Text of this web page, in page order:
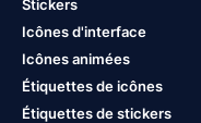
Stickers
Icônes d'interface
Icônes animées
Étiquettes de icônes
Étiquettes de stickers